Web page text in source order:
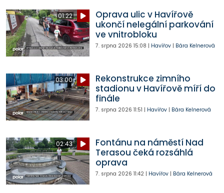
01:22
Oprava ulic v Havířově
ukončí nelegální parkování
ve vnitrobloku
7. srpna 2026 15:08 | Havířov| Bára Kelnerová
03:00
Rekonstrukce zimního
stadionu v Havířově míří do
finále
7. srpna 2026 11:51 | Havířov| Bára Kelnerová
02:43
Fontánu na náměstí Nad
Terasou čeká rozsáhlá
oprava
7. srpna 2026 11:42| Havířov| Bára Kelnerová